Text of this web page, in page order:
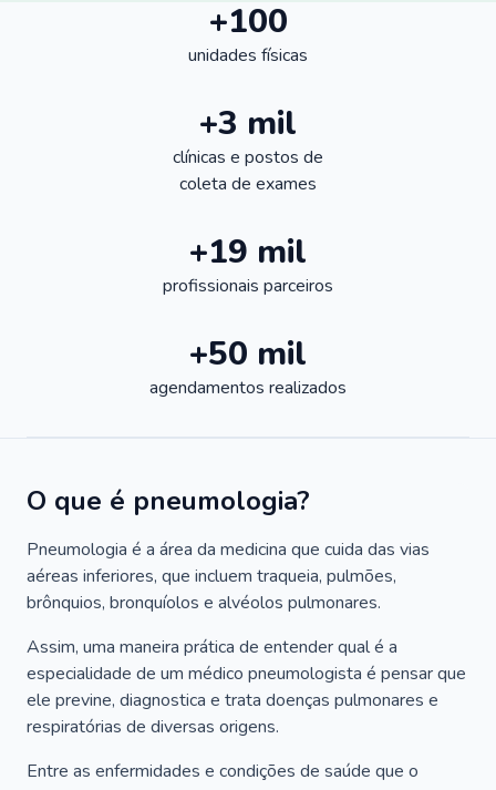
+100
unidades físicas
+3 mil
clínicas e postos de
coleta de exames
+19 mil
profissionais parceiros
+50 mil
agendamentos realizados
O que é pneumologia?
Pneumologia é a área da medicina que cuida das vias
aéreas inferiores, que incluem traqueia, pulmões,
brônquios, bronquíolos e alvéolos pulmonares.
Assim, uma maneira prática de entender qual é a
especialidade de um médico pneumologista é pensar que
ele previne, diagnostica e trata doenças pulmonares e
respiratórias de diversas origens.
Entre as enfermidades e condições de saúde que o